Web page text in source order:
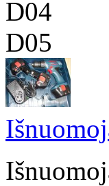
D04
D05